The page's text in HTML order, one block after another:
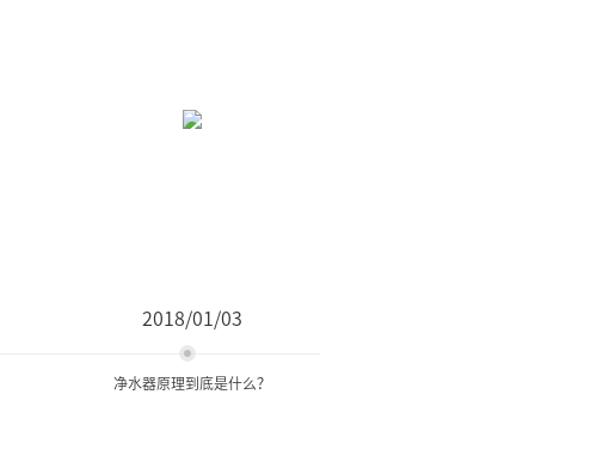
2018/01/03
净水器原理到底是什么？